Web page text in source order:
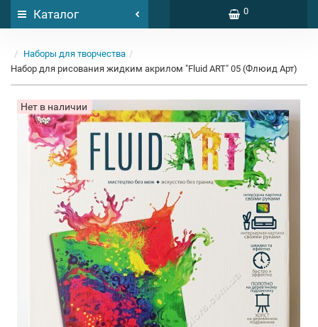
Каталог 0
Наборы для творчества
Набор для рисования жидким акрилом "Fluid ART" 05 (Флюид Арт)
Нет в наличии